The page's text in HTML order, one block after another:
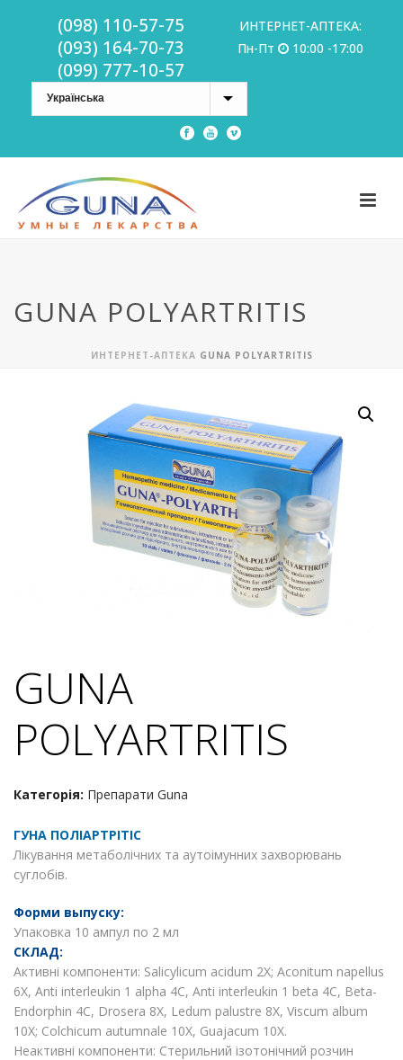
(098) 110-57-75
(093) 164-70-73
(099) 777-10-57
ИНТЕРНЕТ-АПТЕКА:
Пн-Пт
10:00 -17:00
GUNA POLYARTRITIS
ИНТЕРНЕТ-АПТЕКА GUNA POLYARTRITIS
GUNA
POLYARTRITIS
Категорія: Препарати Guna
ГУНА ПОЛІАРТРІТІС
Лікування метаболічних та аутоімунних захворювань
суглобів.
Форми выпуску:
Упаковка 10 ампул по 2 мл
СКЛАД:
Активні компоненти: Salicylicum acidum 2X; Aconitum napellus
6X, Anti interleukin 1 alpha 4C, Anti interleukin 1 beta 4C, Beta-
Endorphin 4C, Drosera 8X, Ledum palustre 8X, Viscum album
10X; Colchicum autumnale 10X, Guajacum 10X.
Неактивні компоненти: Стерильний ізотонічний розчин